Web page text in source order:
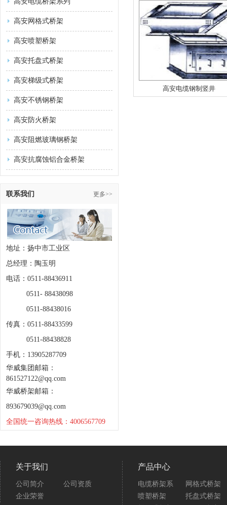
高安网格式桥架
高安喷塑桥架
高安托盘式桥架
高安梯级式桥架
高安不锈钢桥架
高安防火桥架
高安阻燃玻璃钢桥架
高安抗腐蚀铝合金桥架
联系我们 更多>>
地址：扬中市工业区
总经理：陶玉明
电话：0511-88436911
0511- 88438098
0511-88438016
传真：0511-88433599
0511-88438828
手机：13905287709
华威集团邮箱：
861527122@qq.com
华威桥架邮箱：
893679039@qq.com
全国统一咨询热线：4006567709
高安电缆钢制竖井
关于我们
公司简介
公司资质
企业荣誉
产品中心
电缆桥架系
网格式桥架
喷塑桥架
托盘式桥架